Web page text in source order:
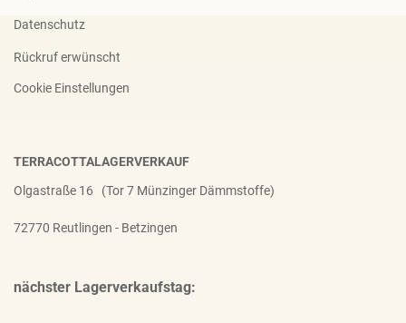
Datenschutz
Rückruf erwünscht
Cookie Einstellungen
TERRACOTTALAGERVERKAUF
Olgastraße 16 (Tor 7 Münzinger Dämmstoffe)
72770 Reutlingen - Betzingen
nächster Lagerverkaufstag: